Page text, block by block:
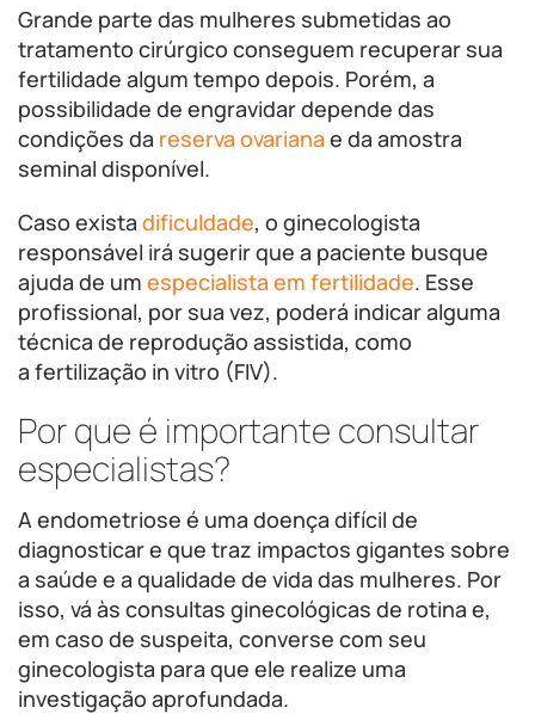
Grande parte das mulheres submetidas ao
tratamento cirúrgico conseguem recuperar sua
fertilidade algum tempo depois. Porém, a
possibilidade de engravidar depende das
condições da reserva ovariana e da amostra
seminal disponível.
Caso exista dificuldade, o ginecologista
responsável irá sugerir que a paciente busque
ajuda de um especialista em fertilidade. Esse
profissional, por sua vez, poderá indicar alguma
técnica de reprodução assistida, como
a fertilização in vitro (FIV).
Por que é importante consultar
especialistas?
A endometriose é uma doença difícil de
diagnosticar e que traz impactos gigantes sobre
a saúde e a qualidade de vida das mulheres. Por
isso, vá às consultas ginecológicas de rotina e,
em caso de suspeita, converse com seu
ginecologista para que ele realize uma
investigação aprofundada.